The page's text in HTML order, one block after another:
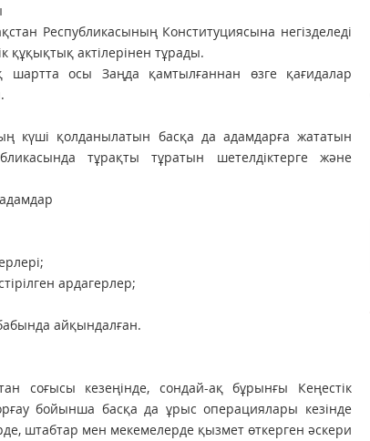
Рес­пуб­ликасының Конституциясына негіз­деледі
құқықтық актілерінен тұрады.
шартта осы Заңда қамтылғаннан өзге қағидалар
күші қолданылатын басқа да адамдарға жататын
тұрақты тұратын шетел­діктерге және
арда­герлер;
айқындалған.
кезеңінде, сондай-ақ бұрынғы Кеңестік
бойынша басқа да ұрыс операциялары кезiнде
штабтар мен мекемелерде қыз­мет өт­керген әскери